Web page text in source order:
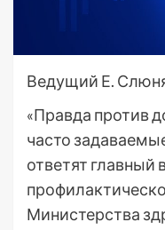
Ведущий Е.
«Правда против
часто
ответят главный
Министерства